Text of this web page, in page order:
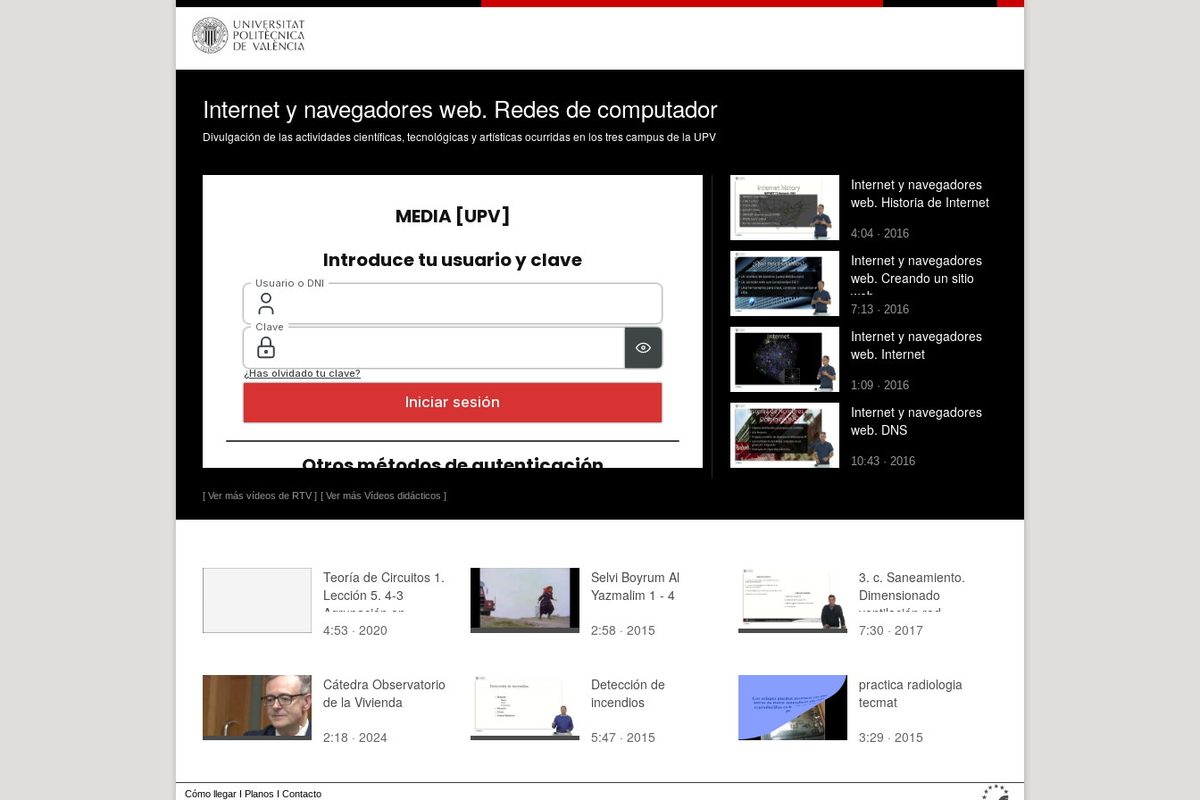
Internet y navegadores web. Redes de computador
Divulgación de las actividades científicas, tecnológicas y artísticas ocurridas en los tres campus de la UPV
[ Ver más vídeos de RTV ] [ Ver más Vídeos didácticos ]
Internet y navegadores
web. Historia de Internet
4:04 · 2016
Internet y navegadores
web. Creando un sitio
web
7:13 · 2016
Internet y navegadores
web. Internet
1:09 · 2016
Internet y navegadores
web. DNS
10:43 · 2016
Teoría de Circuitos 1.
Lección 5. 4-3
Agrupación en
paralelo de
4:53 · 2020
Selvi Boyrum Al
Yazmalim 1 - 4
2:58 · 2015
3. c. Saneamiento.
Dimensionado
ventilación red
saneamiento.
7:30 · 2017
Cátedra Observatorio
de la Vivienda
2:18 · 2024
Detección de
incendios
5:47 · 2015
practica radiologia
tecmat
3:29 · 2015
Cómo llegar I Planos I Contacto